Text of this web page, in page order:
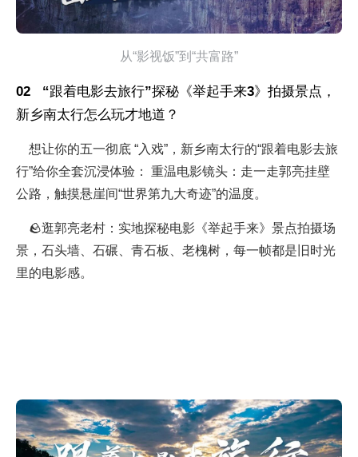
从“影视饭”到“共富路”
02 “跟着电影去旅行”探秘《举起手来3》拍摄景点，
新乡南太行怎么玩才地道？
想让你的五一彻底 “入戏”，新乡南太行的“跟着电影去旅
行”给你全套沉浸体验： 重温电影镜头：走一走郭亮挂壁
公路，触摸悬崖间“世界第九大奇迹”的温度。
🪨逛郭亮老村：实地探秘电影《举起手来》景点拍摄场
景，石头墙、石碾、青石板、老槐树，每一帧都是旧时光
里的电影感。